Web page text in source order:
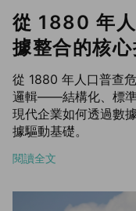
從 1880 年
據整合的核
從 1880 年人口普查
邏輯——結構化、標準
現代企業如何透過數
據驅動基礎。
閱讀全文